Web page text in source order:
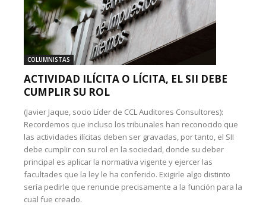
COLUMNISTAS
ACTIVIDAD ILÍCITA O LÍCITA, EL SII DEBE
CUMPLIR SU ROL
(Javier Jaque, socio Líder de CCL Auditores Consultores):
Recordemos que incluso los tribunales han reconocido que
las actividades ilícitas deben ser gravadas, por tanto, el SII
debe cumplir con su rol en la sociedad, donde su deber
principal es aplicar la normativa vigente y ejercer las
facultades que la ley le ha conferido. Exigirle algo distinto
sería pedirle que renuncie precisamente a la función para la
cual fue creado.